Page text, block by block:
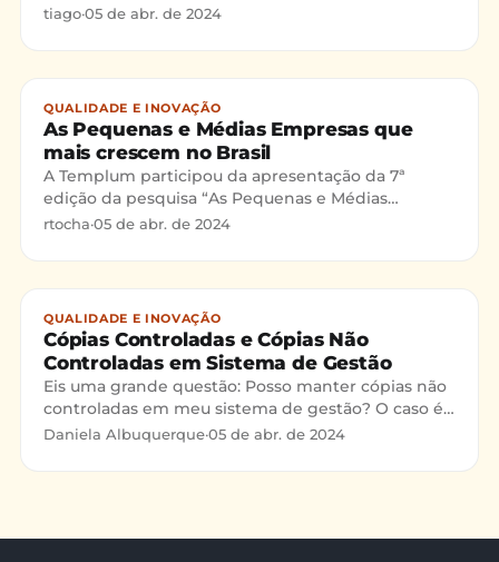
poder sobreviver neste mundo altamente
tiago·05 de abr. de 2024
QUALIDADE E INOVAÇÃO
As Pequenas e Médias Empresas que
mais crescem no Brasil
A Templum participou da apresentação da 7ª
edição da pesquisa “As Pequenas e Médias
Empresas (PMEs) que mais crescem no Brasil”,
rtocha·05 de abr. de 2024
QUALIDADE E INOVAÇÃO
Cópias Controladas e Cópias Não
Controladas em Sistema de Gestão
Eis uma grande questão: Posso manter cópias não
controladas em meu sistema de gestão? O caso é
polêmico, então vamos analisar o que diz a norma
Daniela Albuquerque·05 de abr. de 2024